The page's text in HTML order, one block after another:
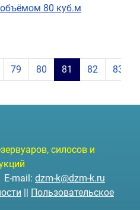
объёмом 80 куб.м
79 80 81 82 83
силосов и
E-mail: dzm-k@dzm-k.ru
|| Пользовательское